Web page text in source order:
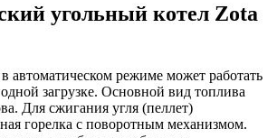
угольный котел Zota
автоматическом режиме может работать
загрузке. Основной вид топлива
Для сжигания угля (пеллет)
горелка с поворотным механизмом.